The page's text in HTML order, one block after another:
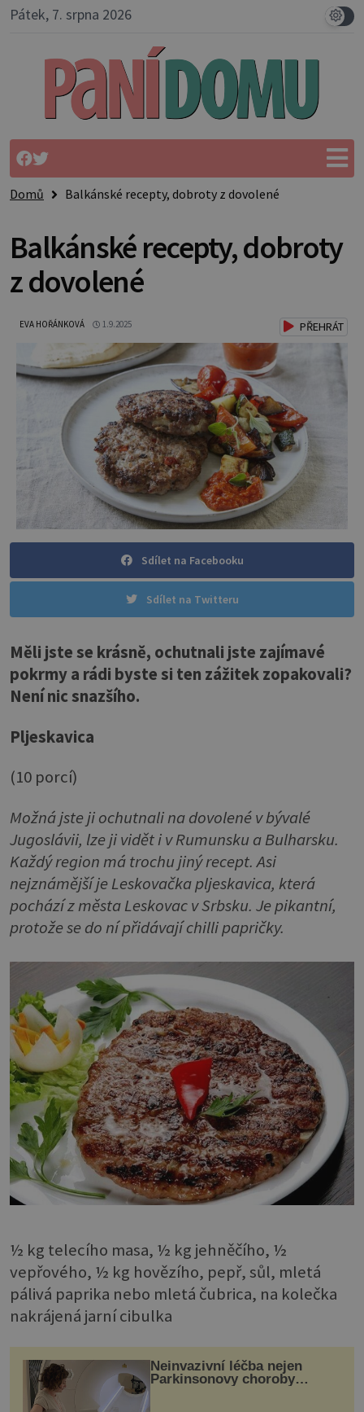
Pátek, 7. srpna 2026
Domů Balkánské recepty, dobroty z dovolené
Balkánské recepty, dobroty
z dovolené
EVA HOŘÁNKOVÁ 1.9.2025 PŘEHRÁT
Sdílet na Facebooku
Sdílet na Twitteru
Měli jste se krásně, ochutnali jste zajímavé
pokrmy a rádi byste si ten zážitek zopakovali?
Není nic snazšího.
Pljeskavica
(10 porcí)
Možná jste ji ochutnali na dovolené v bývalé
Jugoslávii, lze ji vidět i v Rumunsku a Bulharsku.
Každý region má trochu jiný recept. Asi
nejznámější je Leskovačka pljeskavica, která
pochází z města Leskovac v Srbsku. Je pikantní,
protože se do ní přidávají chilli papričky.
½ kg telecího masa, ½ kg jehněčího, ½
vepřového, ½ kg hovězího, pepř, sůl, mletá
pálivá paprika nebo mletá čubrica, na kolečka
nakrájená jarní cibulka
Neinvazivní léčba nejen
Parkinsonovy choroby